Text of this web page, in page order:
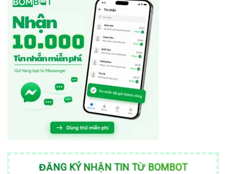
ĐĂNG KÝ NHẬN TIN TỪ BOMBOT